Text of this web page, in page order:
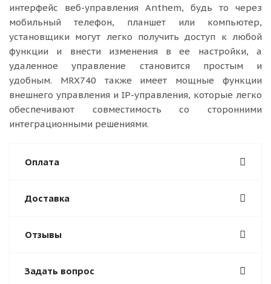
интерфейс веб-управления Anthem, будь то через
мобильный телефон, планшет или компьютер,
установщики могут легко получить доступ к любой
функции и внести изменения в ее настройки, а
удаленное управление становится простым и
удобным. MRX740 также имеет мощные функции
внешнего управления и IP-управления, которые легко
обеспечивают совместимость со сторонними
интеграционными решениями.
Оплата
Доставка
Отзывы
Задать вопрос